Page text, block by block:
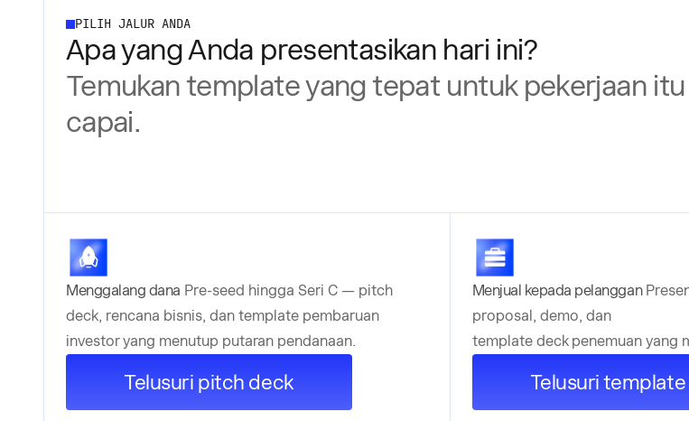
PILIH JALUR ANDA
Apa yang Anda presentasikan hari ini?
Temukan template yang tepat untuk pekerjaan
capai.
Menggalang dana Pre-seed hingga Seri C — pitch
deck, rencana bisnis, dan template pembaruan
investor yang menutup putaran pendanaan.
Telusuri pitch deck
Menjual kepada pelanggan
proposal, demo, dan
template deck penemuan yang
Telusuri